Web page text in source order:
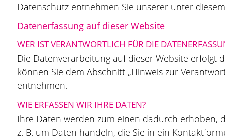
Datenschutz entnehmen Sie unserer unter
Datenerfassung auf dieser Website
WER IST VERANTWORTLICH FÜR DIE
Die Datenverarbeitung auf dieser Website erfolgt
können Sie dem Abschnitt „Hinweis zur
entnehmen.
WIE ERFASSEN WIR IHRE DATEN?
Ihre Daten werden zum einen dadurch erhoben,
z. B. um Daten handeln, die Sie in ein